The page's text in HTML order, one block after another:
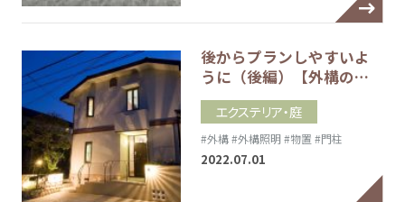
後からプランしやすいよ
うに（後編）【外構の…
エクステリア・庭
#外構#外構照明 #物置 #門柱
2022.07.01